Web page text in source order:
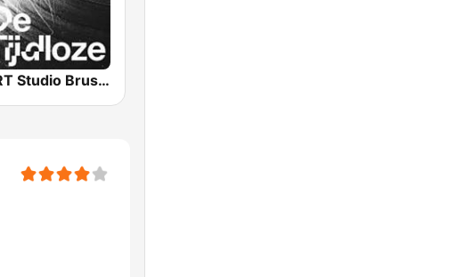
VRT Studio Brussel - De Tijdloze